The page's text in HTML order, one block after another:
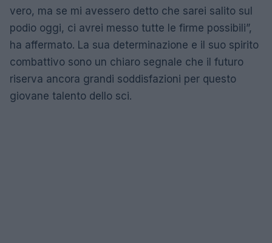
vero, ma se mi avessero detto che sarei salito sul
podio oggi, ci avrei messo tutte le firme possibili”,
ha affermato. La sua determinazione e il suo spirito
combattivo sono un chiaro segnale che il futuro
riserva ancora grandi soddisfazioni per questo
giovane talento dello sci.